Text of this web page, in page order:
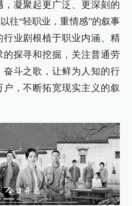
凝聚起更广泛、更深刻的
往“轻职业，重情感”的叙事
行业剧根植于职业内涵、精
探寻和挖掘，关注普通劳
奋斗之歌，让鲜为人知的行
，不断拓宽现实主义的叙